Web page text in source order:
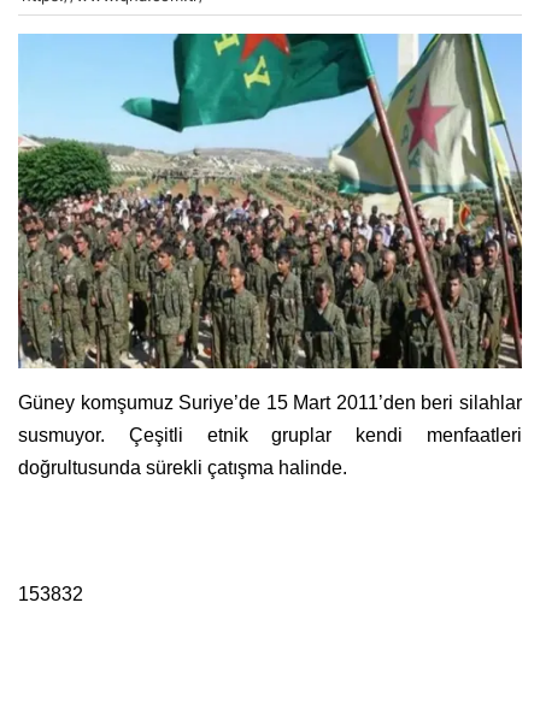
Güney komşumuz Suriye’de 15 Mart 2011’den beri silahlar
susmuyor. Çeşitli etnik gruplar kendi menfaatleri
doğrultusunda sürekli çatışma halinde.
153832